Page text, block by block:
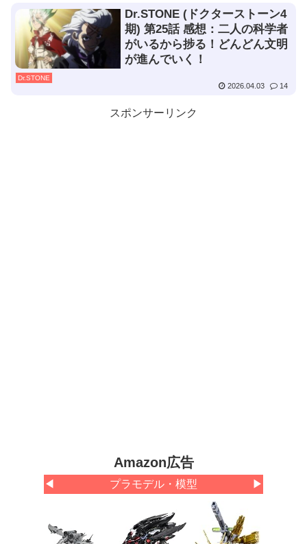
Dr.STONE
Dr.STONE (ドクターストーン4
期) 第25話 感想：二人の科学者
がいるから捗る！どんどん文明
が進んでいく！
2026.04.03 14
スポンサーリンク
Amazon広告
◀ プラモデル・模型 ▶